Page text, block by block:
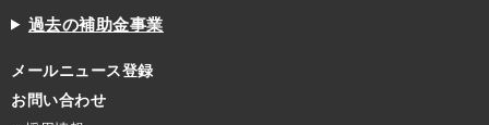
過去の補助金事業
メールニュース登録
お問い合わせ